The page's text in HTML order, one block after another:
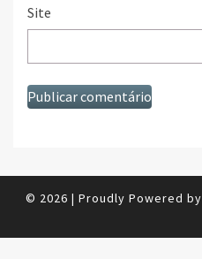
Site
© 2026 | Proudly Powered by